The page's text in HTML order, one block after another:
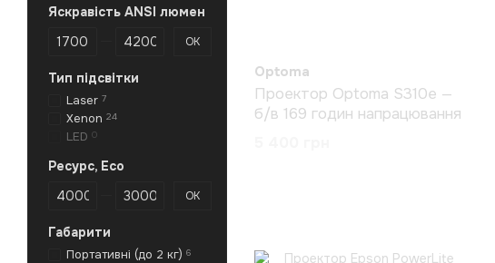
Optoma
Проектор Optoma S310e —
б/в 169 годин напрацювання
Яскравість ANSI люмен
Від Яскравість ANSI люмен
До Яскравість ANSI люмен
ОК
Тип підсвітки
Laser 7
Xenon 24
LED 0
Ресурс, Eco
Від Ресурс, Eco
До Ресурс, Eco ОК
Габарити
Портативні (до 2 кг) 6